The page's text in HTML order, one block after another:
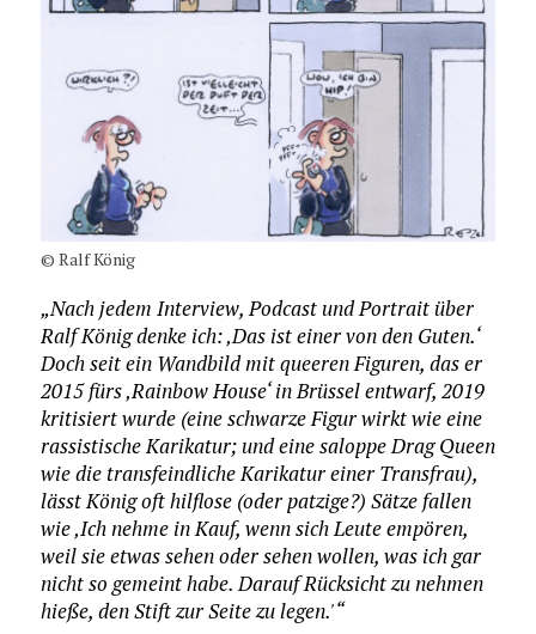
© Ralf König
„Nach jedem Interview, Podcast und Portrait über
Ralf König denke ich: ‚Das ist einer von den Guten.‘
Doch seit ein Wandbild mit queeren Figuren, das er
2015 fürs ‚Rainbow House‘ in Brüssel entwarf, 2019
kritisiert wurde (eine schwarze Figur wirkt wie eine
rassistische Karikatur; und eine saloppe Drag Queen
wie die transfeindliche Karikatur einer Transfrau),
lässt König oft hilflose (oder patzige?) Sätze fallen
wie ‚Ich nehme in Kauf, wenn sich Leute empören,
weil sie etwas sehen oder sehen wollen, was ich gar
nicht so gemeint habe. Darauf Rücksicht zu nehmen
hieße, den Stift zur Seite zu legen.'“